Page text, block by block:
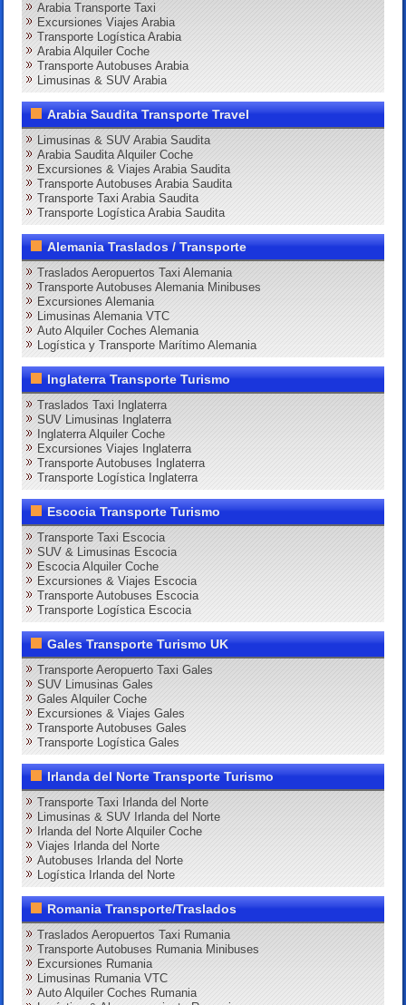
Arabia Transporte Taxi
Excursiones Viajes Arabia
Transporte Logística Arabia
Arabia Alquiler Coche
Transporte Autobuses Arabia
Limusinas & SUV Arabia
Arabia Saudita Transporte Travel
Limusinas & SUV Arabia Saudita
Arabia Saudita Alquiler Coche
Excursiones & Viajes Arabia Saudita
Transporte Autobuses Arabia Saudita
Transporte Taxi Arabia Saudita
Transporte Logística Arabia Saudita
Alemania Traslados / Transporte
Traslados Aeropuertos Taxi Alemania
Transporte Autobuses Alemania Minibuses
Excursiones Alemania
Limusinas Alemania VTC
Auto Alquiler Coches Alemania
Logística y Transporte Marítimo Alemania
Inglaterra Transporte Turismo
Traslados Taxi Inglaterra
SUV Limusinas Inglaterra
Inglaterra Alquiler Coche
Excursiones Viajes Inglaterra
Transporte Autobuses Inglaterra
Transporte Logística Inglaterra
Escocia Transporte Turismo
Transporte Taxi Escocia
SUV & Limusinas Escocia
Escocia Alquiler Coche
Excursiones & Viajes Escocia
Transporte Autobuses Escocia
Transporte Logística Escocia
Gales Transporte Turismo UK
Transporte Aeropuerto Taxi Gales
SUV Limusinas Gales
Gales Alquiler Coche
Excursiones & Viajes Gales
Transporte Autobuses Gales
Transporte Logística Gales
Irlanda del Norte Transporte Turismo
Transporte Taxi Irlanda del Norte
Limusinas & SUV Irlanda del Norte
Irlanda del Norte Alquiler Coche
Viajes Irlanda del Norte
Autobuses Irlanda del Norte
Logística Irlanda del Norte
Romania Transporte/Traslados
Traslados Aeropuertos Taxi Rumania
Transporte Autobuses Rumania Minibuses
Excursiones Rumania
Limusinas Rumania VTC
Auto Alquiler Coches Rumania